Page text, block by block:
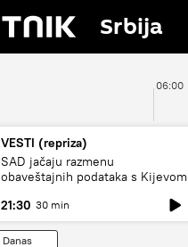
Srbija
06:00
VESTI (repriza)
SAD jačaju razmenu
obaveštajnih podataka s Kijevom
21:30 30 min
Danas